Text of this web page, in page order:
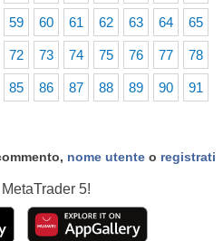
59 60 61 62 63 64 65
72 73 74 75 76 77 78
85 86 87 88 89 90 91
nome utente o registrati
MetaTrader 5!